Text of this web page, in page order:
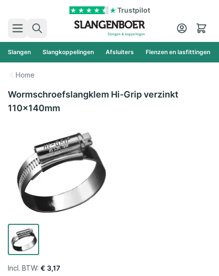
Trustpilot
Zoek
Cart
Slangen Slangkoppelingen Afsluiters Flenzen en lasfittingen
Home
Wormschroefslangklem Hi-Grip verzinkt
110x140mm
€ 3,17